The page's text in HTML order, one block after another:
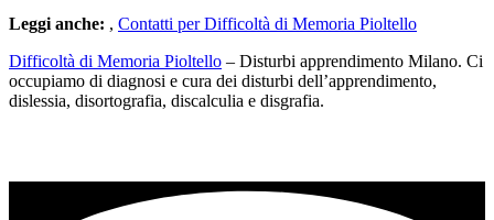
Leggi anche: , Contatti per Difficoltà di Memoria Pioltello
Difficoltà di Memoria Pioltello – Disturbi apprendimento Milano. Ci
occupiamo di diagnosi e cura dei disturbi dell’apprendimento,
dislessia, disortografia, discalculia e disgrafia.